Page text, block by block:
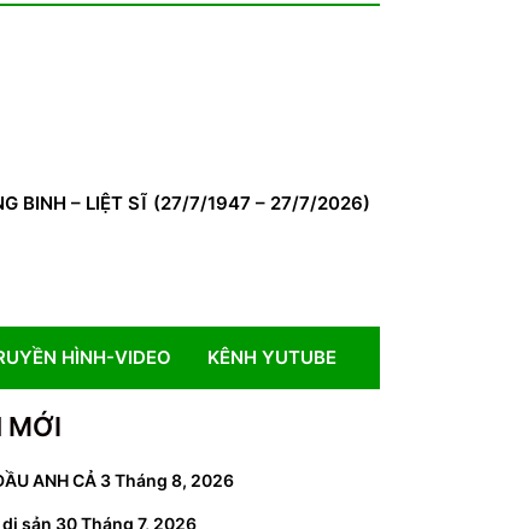
BINH – LIỆT SĨ (27/7/1947 – 27/7/2026)
HÌNH-VIDEO KÊNH YUTUBE
MỚI
ANH CẢ 3 Tháng 8, 2026
sản 30 Tháng 7, 2026